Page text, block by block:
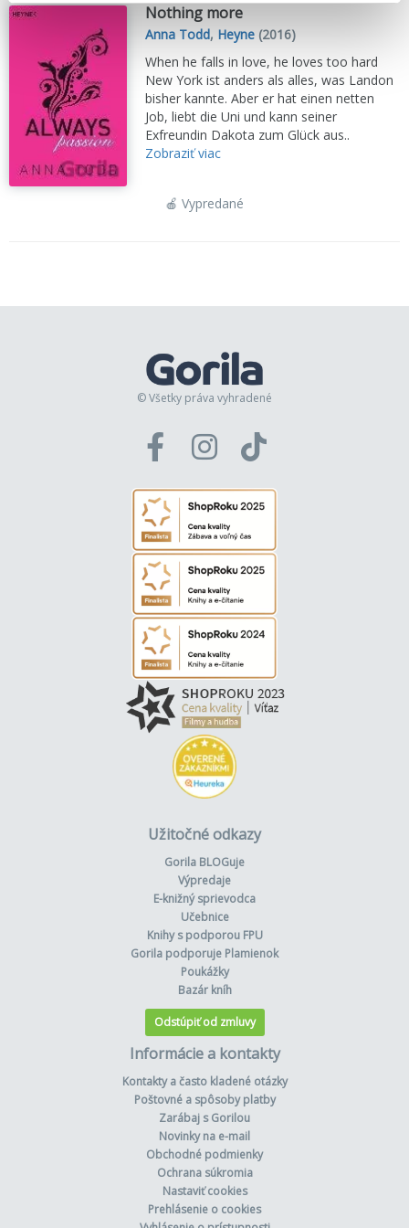
Nothing more
Anna Todd, Heyne (2016)
When he falls in love, he loves too hard
New York ist anders als alles, was Landon
bisher kannte. Aber er hat einen netten
Job, liebt die Uni und kann seiner
Exfreundin Dakota zum Glück aus..
Zobraziť viac
🍎 Vypredané
© Všetky práva vyhradené
Užitočné odkazy
Gorila BLOGuje
Výpredaje
E-knižný sprievodca
Učebnice
Knihy s podporou FPU
Gorila podporuje Plamienok
Poukážky
Bazár kníh
Odstúpiť od zmluvy
Informácie a kontakty
Kontakty a často kladené otázky
Poštovné a spôsoby platby
Zarábaj s Gorilou
Novinky na e-mail
Obchodné podmienky
Ochrana súkromia
Nastaviť cookies
Prehlásenie o cookies